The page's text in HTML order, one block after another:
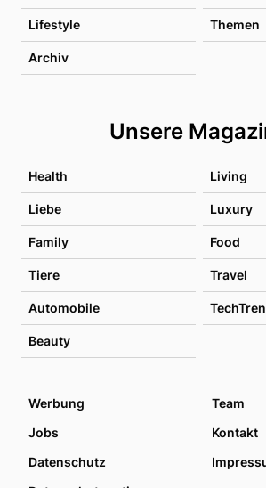
Lifestyle Themen
Archiv
Unsere
Health Living
Liebe Luxury
Family Food
Tiere Travel
Automobile
Beauty
Werbung
Team
Jobs
Kontakt
Datenschutz